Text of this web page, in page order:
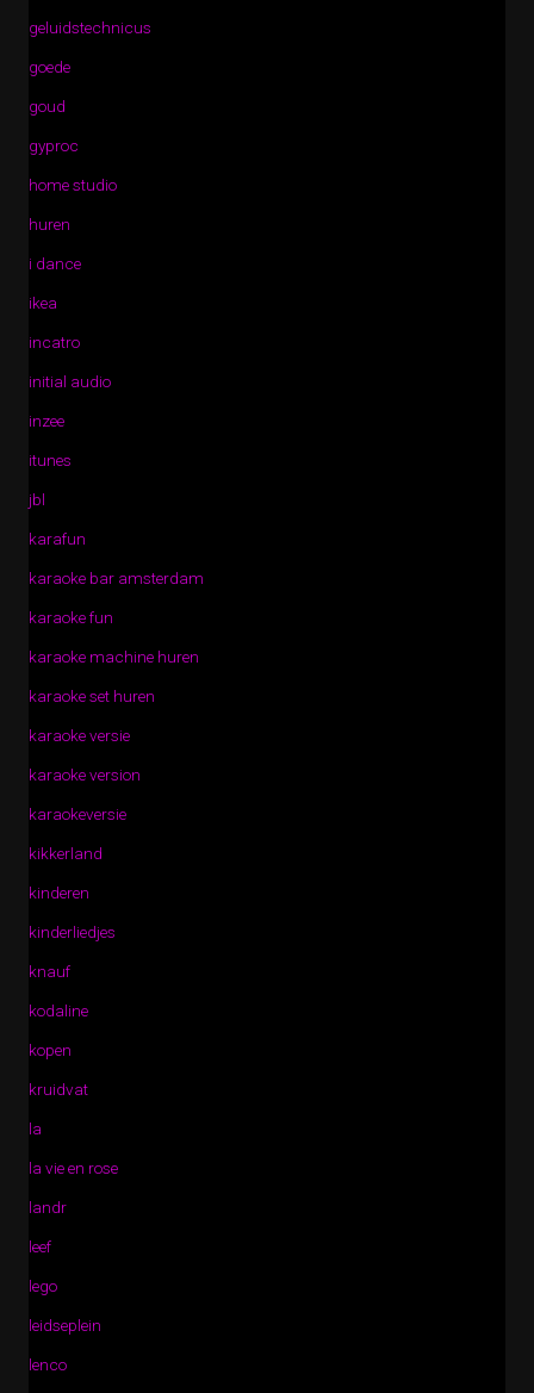
geluidstechnicus
goede
goud
gyproc
home studio
huren
i dance
ikea
incatro
initial audio
inzee
itunes
jbl
karafun
karaoke bar amsterdam
karaoke fun
karaoke machine huren
karaoke set huren
karaoke versie
karaoke version
karaokeversie
kikkerland
kinderen
kinderliedjes
knauf
kodaline
kopen
kruidvat
la
la vie en rose
landr
leef
lego
leidseplein
lenco